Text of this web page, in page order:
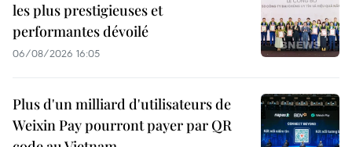
les plus prestigieuses et
performantes dévoilé
06/08/2026 16:05
Plus d'un milliard d'utilisateurs de
Weixin Pay pourront payer par QR